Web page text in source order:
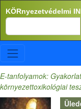
Ugrás a tartalomra
KÖRnyezetvédelmi
Search
E-tanfolyamok:
környezettoxikológiai